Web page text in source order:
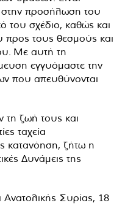
στην προσήλωση του
του σχέδιο, καθώς και
τους θεσμούς και
Με αυτή τη
εγγυόμαστε την
που απευθύνονται
ζωή τους και
ταχεία
κατανόηση, ζήτω η
Δυνάμεις της
Ανατολικής Συρίας, 18